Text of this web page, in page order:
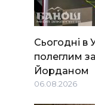
Сьогодні в
полеглим
Йорданом
06.08.2026